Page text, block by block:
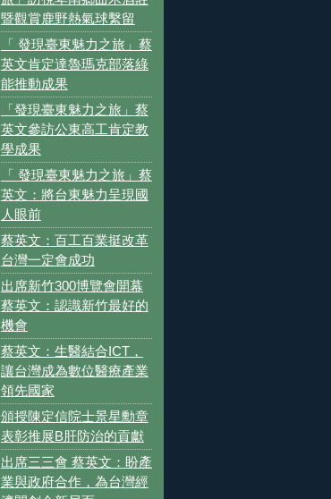
暨觀賞鹿野熱氣球繫留
「 發現臺東魅力之旅」蔡
英文肯定達魯瑪克部落綠
能推動成果
「發現臺東魅力之旅」蔡
英文參訪公東高工肯定教
學成果
「 發現臺東魅力之旅」蔡
英文：將台東魅力呈現國
人眼前
蔡英文：百工百業挺改革
台灣一定會成功
出席新竹300博覽會開幕
蔡英文：認識新竹最好的
機會
蔡英文：生醫結合ICT，
讓台灣成為數位醫療產業
領先國家
頒授陳定信院士景星勳章
表彰推展B肝防治的貢獻
出席三三會 蔡英文：盼產
業與政府合作，為台灣經